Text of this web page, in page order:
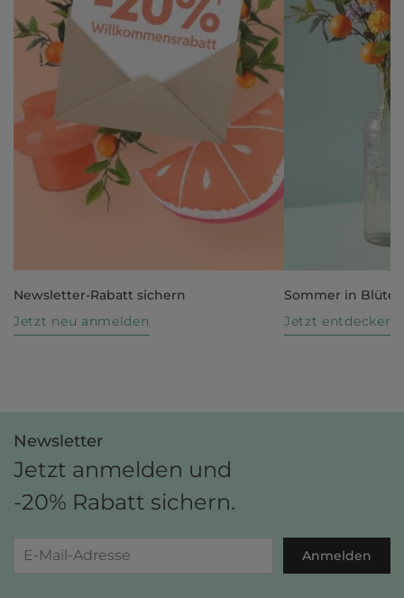
Newsletter-Rabatt sichern
Jetzt neu anmelden
Sommer in Blüte
Jetzt entdecken
Newsletter
Jetzt anmelden und
-20% Rabatt sichern.
Anmelden